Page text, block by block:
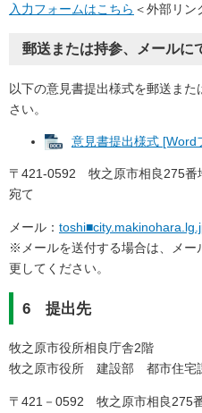
入力フォームはこちら ＜外部リン
郵送または持参、メールに
以下の意見書提出様式を郵送ま
さい。
意見書提出様式 [Word
〒421-0592 牧之原市相良275番
宛て
メール：
​※メールを送付する場合は、メー
更してください。
6 提出先
牧之原市役所相良庁舎2階
牧之原市役所 建設部 都市住宅
〒421－0592 牧之原市相良275